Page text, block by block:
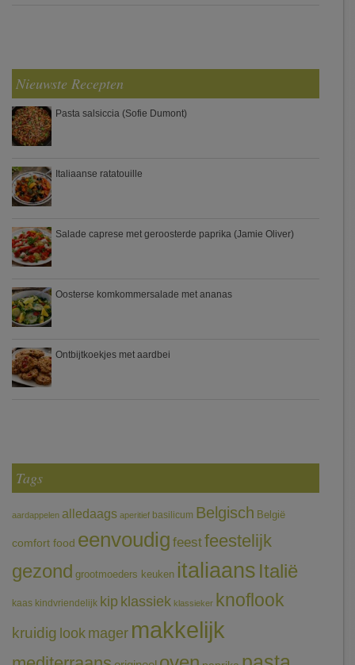
Nieuwste Recepten
Pasta salsiccia (Sofie Dumont)
Italiaanse ratatouille
Salade caprese met geroosterde paprika (Jamie Oliver)
Oosterse komkommersalade met ananas
Ontbijtkoekjes met aardbei
Tags
aardappelen alledaags aperitief basilicum Belgisch België
comfort food eenvoudig feestfeestelijk
gezond grootmoeders keuken italiaans Italië
kaas kindvriendelijk kip klassiek klassieker knoflook
kruidig look mager makkelijk